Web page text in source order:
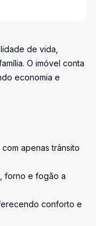
de vida,
O imóvel conta
economia e
apenas trânsito
forno e fogão a
conforto e